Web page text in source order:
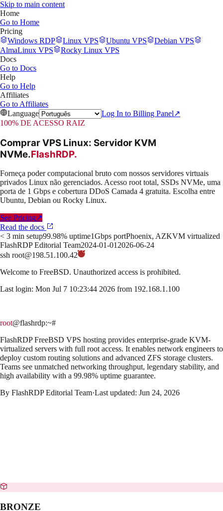
Skip to main content
Home
Go to Home
Pricing
Windows RDP
Linux VPS Ubuntu VPS
Debian VPS
AlmaLinux VPS
Rocky Linux VPS
Docs
Go to Docs
Help
Go to Help
Affiliates
Go to Affiliates
Language
Log In to Billing Panel↗
100% DE ACESSO RAIZ
Comprar VPS Linux: Servidor KVM
NVMe.FlashRDP.
Forneça poder computacional bruto com nossos servidores virtuais
privados Linux não gerenciados. Acesso root total, SSDs NVMe, uma
porta de 1 Gbps e cobertura DDoS Camada 4 gratuita. Escolha entre
Ubuntu, Debian ou Rocky Linux.
See Pricing↗
Read the docs
< 3 min setup99.98% uptime1Gbps portPhoenix, AZKVM virtualized
FlashRDP Editorial Team2024-01-012026-06-24
ssh root@198.51.100.42
Welcome to FreeBSD. Unauthorized access is prohibited.
Last login: Mon Jul 7 10:23:44 2026 from 192.168.1.100
root@flashrdp:~#
FlashRDP FreeBSD VPS hosting provides enterprise-grade KVM-
virtualized servers with full root access. It enables network engineers to
deploy custom routing solutions and advanced ZFS storage clusters.
Teams see unmatched networking throughput, legendary stability, and
high availability with a 99.98% uptime guarantee.
By FlashRDP Editorial Team·Last updated: Jun 24, 2026
BRONZE